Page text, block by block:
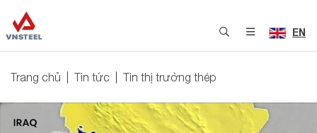
EN
Trang chủ Tin tức Tin thị trường thép